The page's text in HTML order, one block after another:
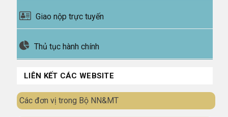
Giao nộp trực tuyến
Thủ tục hành chính
LIÊN KẾT CÁC WEBSITE
Các đơn vị trong Bộ NN&MT